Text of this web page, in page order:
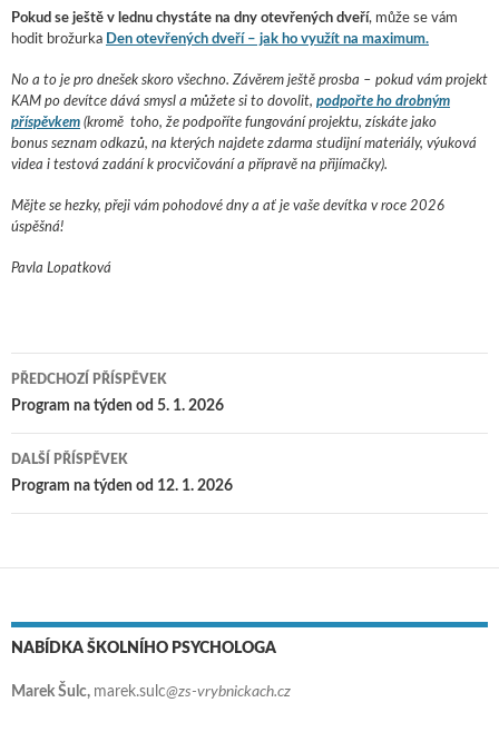
Pokud se ještě v lednu chystáte na dny otevřených dveří, může se vám
hodit brožurka Den otevřených dveří – jak ho využít na maximum.
No a to je pro dnešek skoro všechno. Závěrem ještě prosba – pokud vám projekt
KAM po devítce dává smysl a můžete si to dovolit, podpořte ho drobným
příspěvkem (kromě toho, že podpoříte fungování projektu, získáte jako
bonus seznam odkazů, na kterých najdete zdarma studijní materiály, výuková
videa i testová zadání k procvičování a přípravě na přijímačky).
Mějte se hezky, přeji vám pohodové dny a ať je vaše devítka v roce 2026
úspěšná!
Pavla Lopatková
Navigace pro příspěvky
PŘEDCHOZÍ PŘÍSPĚVEK
Program na týden od 5. 1. 2026
DALŠÍ PŘÍSPĚVEK
Program na týden od 12. 1. 2026
NABÍDKA ŠKOLNÍHO PSYCHOLOGA
Marek Šulc, marek.sulc@zs-vrybnickach.cz